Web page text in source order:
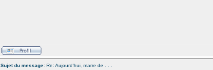
Sujet du message: Re: Aujourd'hui, marre de . . .